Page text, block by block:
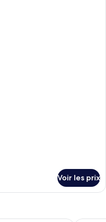
Voir les prix